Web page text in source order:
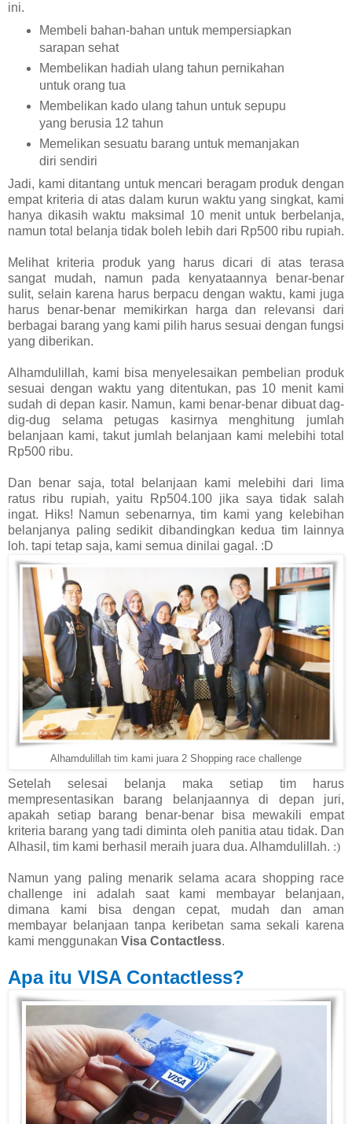
ini.
Membeli bahan-bahan untuk mempersiapkan
sarapan sehat
Membelikan hadiah ulang tahun pernikahan
untuk orang tua
Membelikan kado ulang tahun untuk sepupu
yang berusia 12 tahun
Memelikan sesuatu barang untuk memanjakan
diri sendiri
Jadi, kami ditantang untuk mencari beragam produk dengan
empat kriteria di atas dalam kurun waktu yang singkat, kami
hanya dikasih waktu maksimal 10 menit untuk berbelanja,
namun total belanja tidak boleh lebih dari Rp500 ribu rupiah.
Melihat kriteria produk yang harus dicari di atas terasa
sangat mudah, namun pada kenyataannya benar-benar
sulit, selain karena harus berpacu dengan waktu, kami juga
harus benar-benar memikirkan harga dan relevansi dari
berbagai barang yang kami pilih harus sesuai dengan fungsi
yang diberikan.
Alhamdulillah, kami bisa menyelesaikan pembelian produk
sesuai dengan waktu yang ditentukan, pas 10 menit kami
sudah di depan kasir. Namun, kami benar-benar dibuat dag-
dig-dug selama petugas kasirnya menghitung jumlah
belanjaan kami, takut jumlah belanjaan kami melebihi total
Rp500 ribu.
Dan benar saja, total belanjaan kami melebihi dari lima
ratus ribu rupiah, yaitu Rp504.100 jika saya tidak salah
ingat. Hiks! Namun sebenarnya, tim kami yang kelebihan
belanjanya paling sedikit dibandingkan kedua tim lainnya
loh. tapi tetap saja, kami semua dinilai gagal. :D
Alhamdulillah tim kami juara 2 Shopping race challenge
Setelah selesai belanja maka setiap tim harus
mempresentasikan barang belanjaannya di depan juri,
apakah setiap barang benar-benar bisa mewakili empat
kriteria barang yang tadi diminta oleh panitia atau tidak. Dan
Alhasil, tim kami berhasil meraih juara dua. Alhamdulillah. :)
Namun yang paling menarik selama acara shopping race
challenge ini adalah saat kami membayar belanjaan,
dimana kami bisa dengan cepat, mudah dan aman
membayar belanjaan tanpa keribetan sama sekali karena
kami menggunakan Visa Contactless.
Apa itu VISA Contactless?